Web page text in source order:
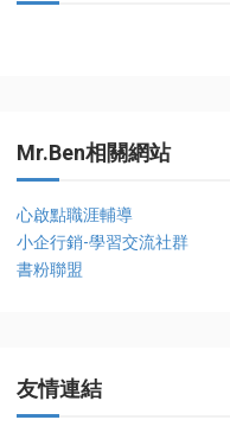
Mr.Ben相關網站
心啟點職涯輔導
小企行銷-學習交流社群
書粉聯盟
友情連結